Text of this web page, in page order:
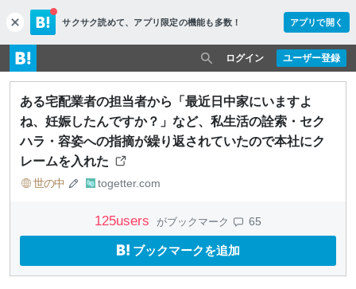
c
l
o
s
e
サクサク読めて、 アプリ限定の機能も多数！ アプリで開く
ユーザー登録
ログイン
ある宅配業者の担当者から「最近日中家にいますよ
ね、妊娠したんですか？」など、私生活の詮索・セク
ハラ・容姿への指摘が繰り返されていたので本社にク
レームを入れた
世の中 togetter.com
125users がブックマーク 65
ブックマークを追加